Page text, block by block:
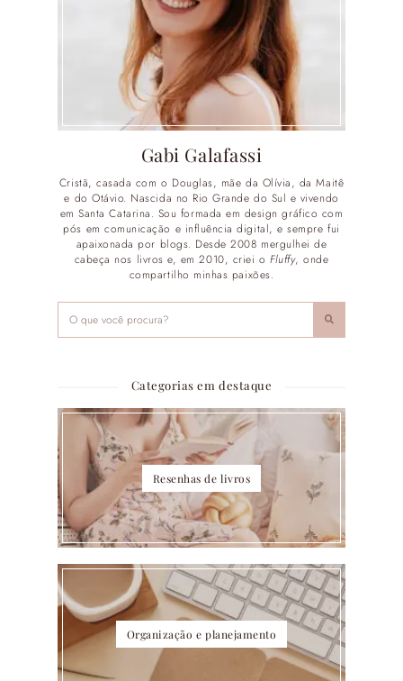
Gabi Galafassi
Cristã, casada com o Douglas, mãe da Olívia, da Maitê
e do Otávio. Nascida no Rio Grande do Sul e vivendo
em Santa Catarina. Sou formada em design gráfico com
pós em comunicação e influência digital, e sempre fui
apaixonada por blogs. Desde 2008 mergulhei de
cabeça nos livros e, em 2010, criei o Fluffy, onde
compartilho minhas paixões.
Categorias em destaque
Resenhas de livros
Organização e planejamento